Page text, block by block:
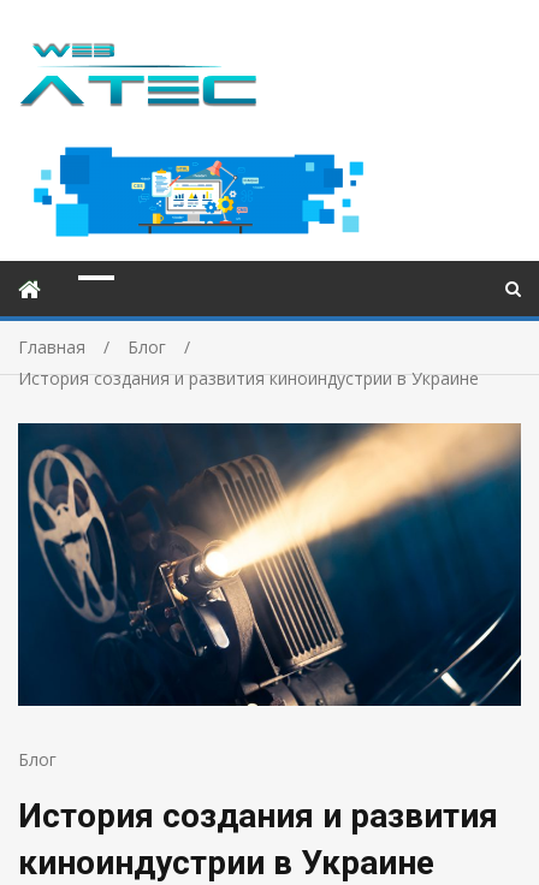
Главная
Блог
История создания и развития киноиндустрии в Украине
Блог
История создания и развития
киноиндустрии в Украине